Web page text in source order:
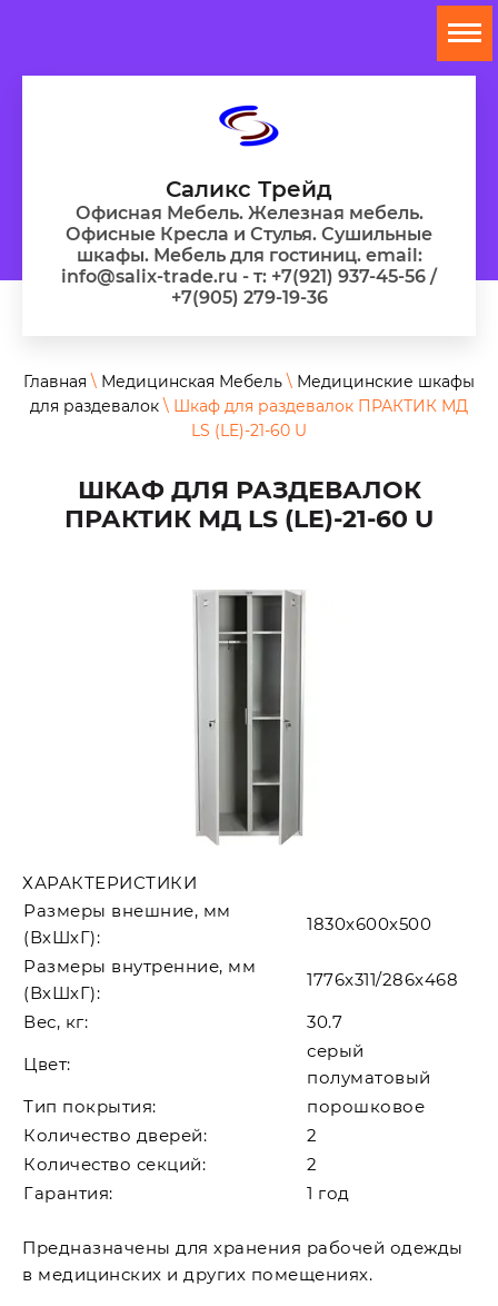
Саликс Трейд
Офисная Мебель. Железная мебель.
Офисные Кресла и Стулья. Сушильные
шкафы. Мебель для гостиниц. email:
info@salix-trade.ru - т: +7(921) 937-45-56 /
+7(905) 279-19-36
Главная \ Медицинская Мебель \ Медицинские шкафы
для раздевалок \ Шкаф для раздевалок ПРАКТИК МД
LS (LE)-21-60 U
ШКАФ ДЛЯ РАЗДЕВАЛОК
ПРАКТИК МД LS (LE)-21-60 U
ХАРАКТЕРИСТИКИ
Размеры внешние, мм
(ВхШхГ):
1830x600x500
Размеры внутренние, мм
(ВхШхГ):
1776x311/286x468
Вес, кг:
30.7
Цвет:
серый
полуматовый
Тип покрытия:
порошковое
Количество дверей:
2
Количество секций:
2
Гарантия:
1 год
Предназначены для хранения рабочей одежды
в медицинских и других помещениях.